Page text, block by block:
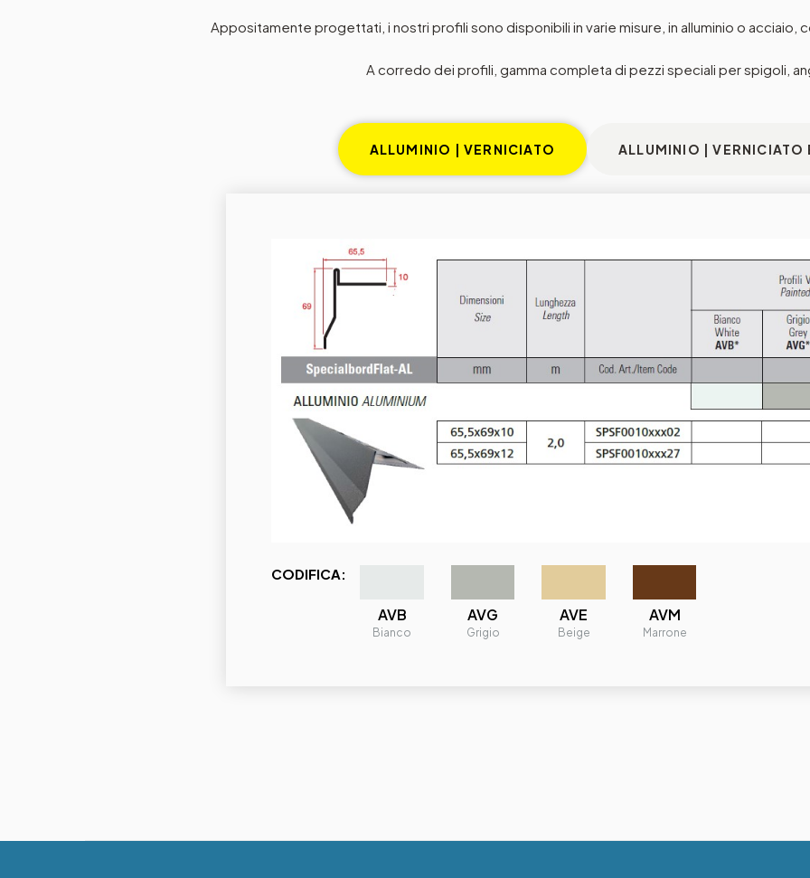
Appositamente progettati, i nostri profili sono disponibili in varie misure, in alluminio o
A corredo dei profili, gamma completa di pezzi speciali per spigoli,
ALLUMINIO | VERNICIATO ALLUMINIO | VERNICIATO
CODIFICA:
AVB
Bianco
AVG
Grigio
AVE
Beige
AVM
Marrone